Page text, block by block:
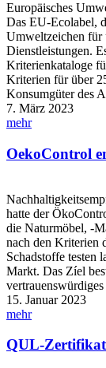
Europäisches
Das EU-Ecolabel,
Umweltzeichen für
Dienstleistungen.
Kriterienkataloge
Kriterien für über
Konsumgüter des
7. März 2023
mehr
OekoControl
hatte der
die Naturmöbel, -
nach den Kriterien
Schadstoffe testen
Markt. Das Zíel
15. Januar 2023
mehr
QUL-Zertifikat